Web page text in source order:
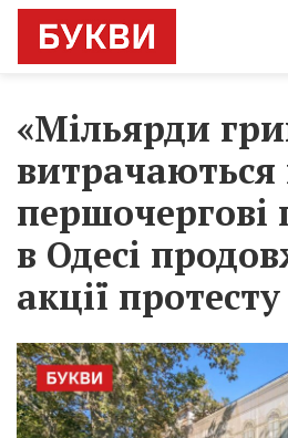
«Мільярди
витрачаються
першочергові
в Одесі
акції протесту